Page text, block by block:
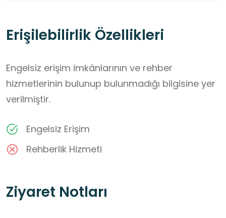
Erişilebilirlik Özellikleri
Engelsiz erişim imkânlarının ve rehber
hizmetlerinin bulunup bulunmadığı bilgisine yer
verilmiştir.
Engelsiz Erişim
Rehberlik Hizmeti
Ziyaret Notları